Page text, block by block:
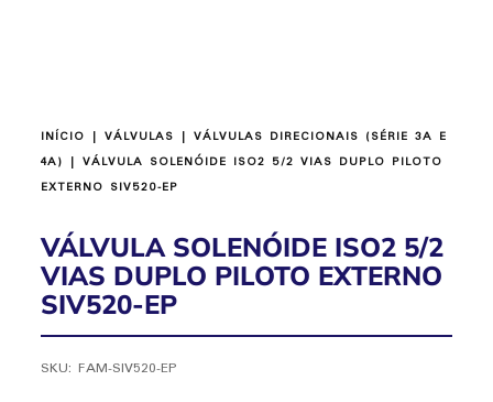
INÍCIO |VÁLVULAS |VÁLVULAS DIRECIONAIS (SÉRIE 3A E
4A) | VÁLVULA SOLENÓIDE ISO2 5/2 VIAS DUPLO PILOTO
EXTERNO SIV520-EP
VÁLVULA SOLENÓIDE ISO2 5/2
VIAS DUPLO PILOTO EXTERNO
SIV520-EP
SKU:FAM-SIV520-EP